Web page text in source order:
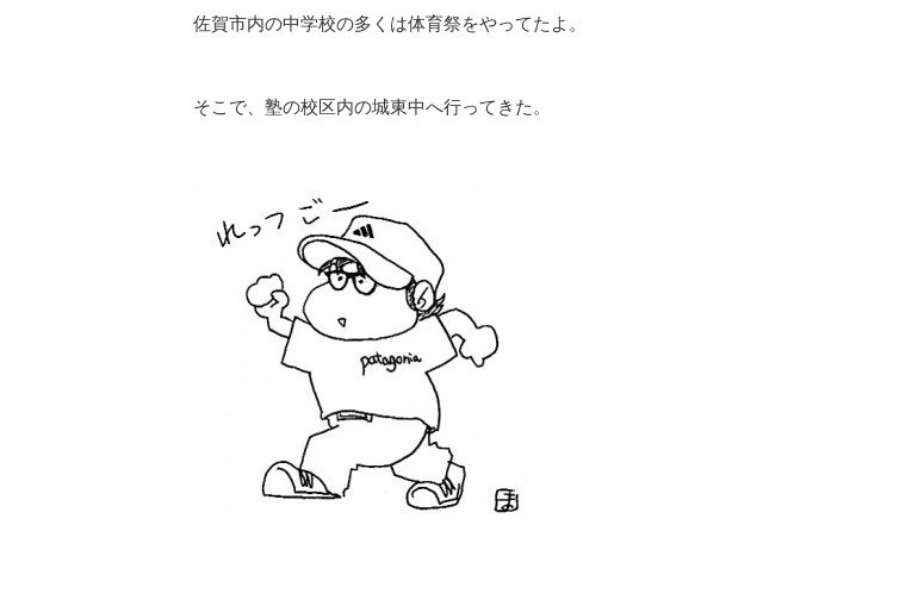
佐賀市内の中学校の多くは体育祭をやってたよ。
そこで、塾の校区内の城東中へ行ってきた。